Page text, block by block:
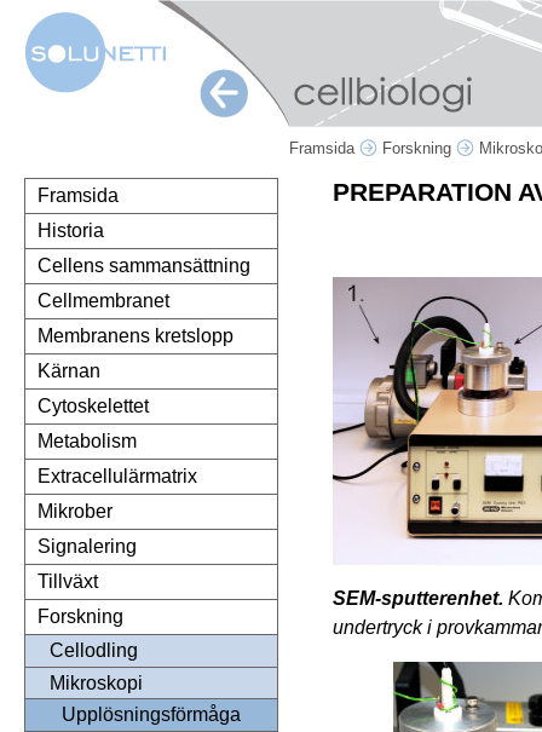
Framsida Forskning
Framsida
Historia
Cellens sammansättning
Cellmembranet
Membranens kretslopp
Kärnan
Cytoskelettet
Metabolism
Extracellulärmatrix
Mikrober
Signalering
Tillväxt
Forskning
Cellodling
Mikroskopi
Upplösningsförmåga
PREPARATION
SEM-sputterenhet.
undertryck i